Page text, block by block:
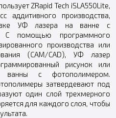
ZRapid Tech iSLA550Lite,
аддитивного производства,
УФ лазера на ванне с
С помощью программного
производства или
(CAM/CAD), УФ лазер
рисунок или
с фотополимером.
затвердевают под
один слой трехмерного
для каждого слоя, чтобы